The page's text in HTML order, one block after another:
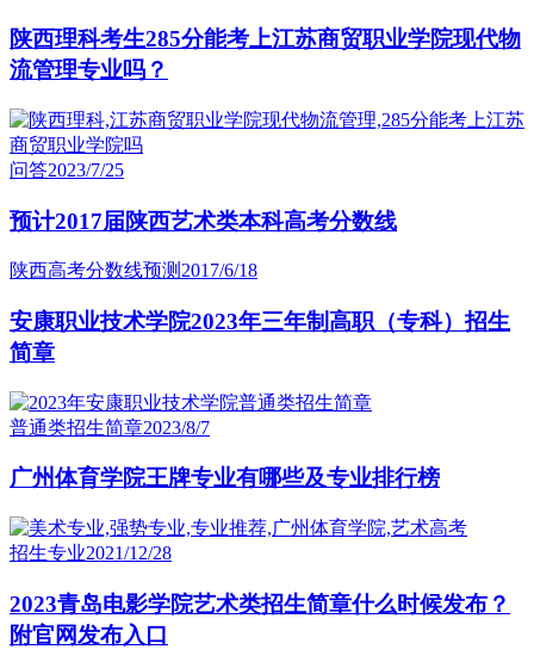
陕西理科考生285分能考上江苏商贸职业学院现代物
流管理专业吗？
问答2023/7/25
预计2017届陕西艺术类本科高考分数线
陕西高考分数线预测 2017/6/18
安康职业技术学院2023年三年制高职（专科）招生
简章
普通类招生简章2023/8/7
广州体育学院王牌专业有哪些及专业排行榜
招生专业2021/12/28
2023青岛电影学院艺术类招生简章什么时候发布？
附官网发布入口